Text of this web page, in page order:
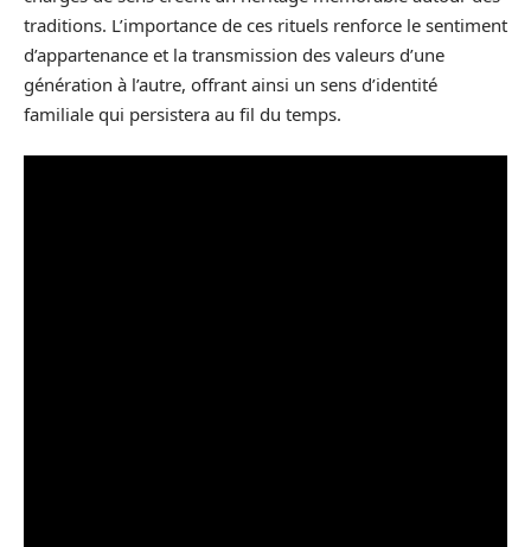
traditions. L’importance de ces rituels renforce le sentiment
d’appartenance et la transmission des valeurs d’une
génération à l’autre, offrant ainsi un sens d’identité
familiale qui persistera au fil du temps.